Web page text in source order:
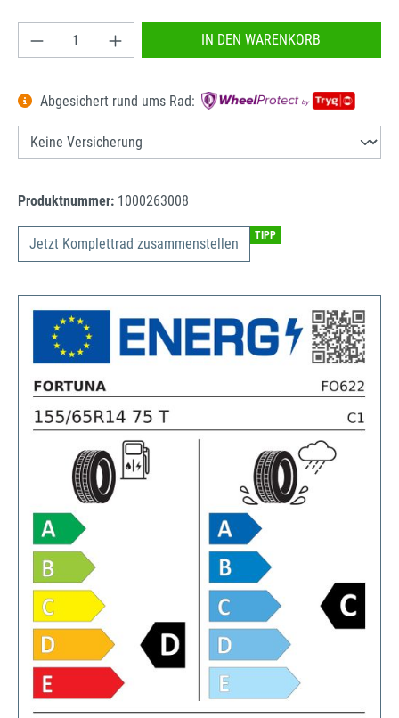
Produkt Anzahl: Gib den gewünschten Wert
IN DEN WARENKORB
Abgesichert rund ums Rad:
Produktnummer: 1000263008
Jetzt Komplettrad zusammenstellen TIPP